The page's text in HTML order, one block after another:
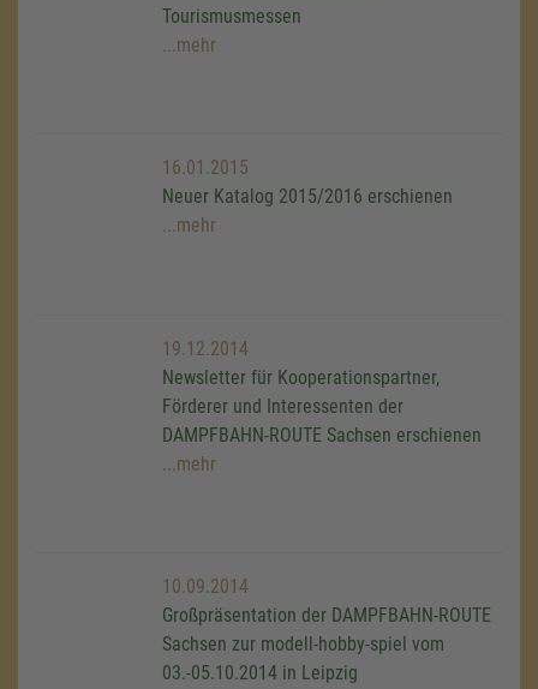
Tourismusmessen
...mehr
16.01.2015
Neuer Katalog 2015/2016 erschienen
...mehr
19.12.2014
Newsletter für Kooperationspartner,
Förderer und Interessenten der
DAMPFBAHN-ROUTE Sachsen erschienen
...mehr
10.09.2014
Großpräsentation der DAMPFBAHN-ROUTE
Sachsen zur modell-hobby-spiel vom
03.-05.10.2014 in Leipzig